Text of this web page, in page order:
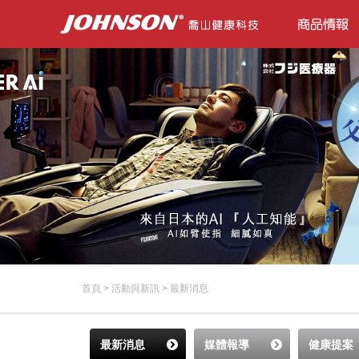
首頁 > 活動與新訊 > 最新消息
最新消息 媒體報導 健康提案